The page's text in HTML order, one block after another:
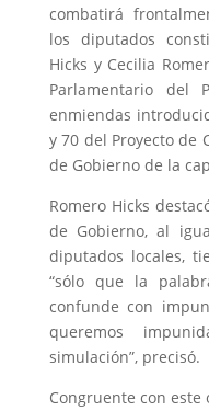
combatirá
los diputados
Hicks y Cecilia
Parlamentario del
enmiendas
y 70 del Proyecto de
de Gobierno de la
Romero Hicks
de Gobierno, al
diputados locales,
“sólo que la
confunde con
queremos
simulación”, precisó.
Congruente con este